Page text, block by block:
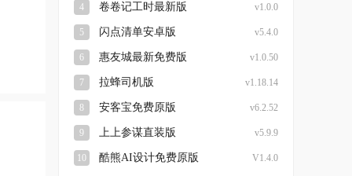
4 卷卷记工时最新版 v1.0.0
5 闪点清单安卓版 v5.4.0
6 惠友城最新免费版 v1.0.50
7 拉蜂司机版 v1.18.14
8 安客宝免费原版 v6.2.52
9 上上参谋直装版 v5.9.9
10 酷熊AI设计免费原版 V1.4.0